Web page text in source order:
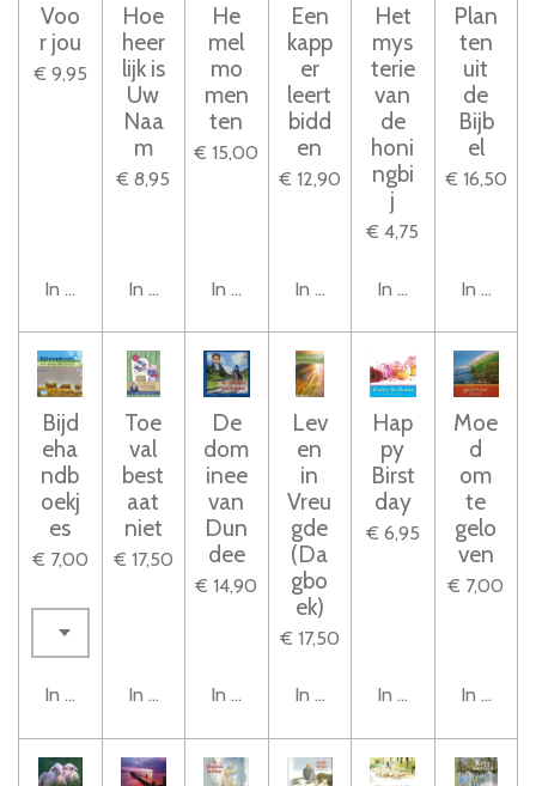
Voo
r jou
€ 9,95
In winkelwagen
Hoe
heer
lijk is
Uw
Naa
m
€ 8,95
In winkelwagen
He
mel
mo
men
ten
€ 15,00
In winkelwagen
Een
kapp
er
leert
bidd
en
€ 12,90
In winkelwagen
Het
mys
terie
van
de
honi
ngbi
j
€ 4,75
In winkelwagen
Plan
ten
uit
de
Bijb
el
€ 16,50
In
Bijd
eha
ndb
oekj
es
€ 7,00
In winkelwagen
Toe
val
best
aat
niet
€ 17,50
In winkelwagen
De
dom
inee
van
Dun
dee
€ 14,90
In winkelwagen
Lev
en
in
Vreu
gde
(Da
gbo
ek)
€ 17,50
In winkelwagen
Hap
py
Birst
day
€ 6,95
In winkelwagen
Moe
d
om
te
gelo
ven
€ 7,00
In